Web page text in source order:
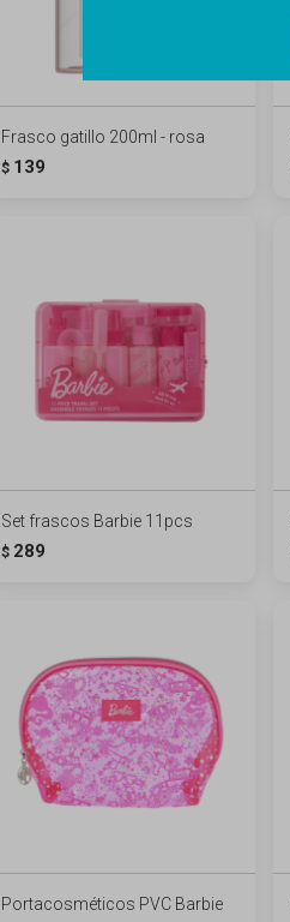
Frasco gatillo 200ml - rosa
$ 139
Set frascos Barbie 11pcs
$ 289
Portacosméticos PVC Barbie